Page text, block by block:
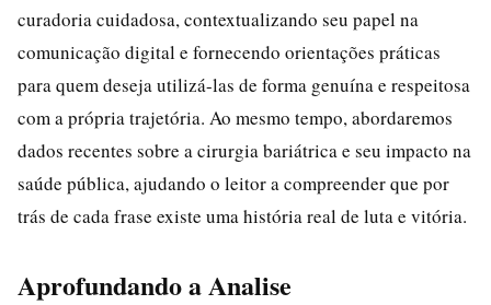
curadoria cuidadosa, contextualizando seu papel na
comunicação digital e fornecendo orientações práticas
para quem deseja utilizá-las de forma genuína e respeitosa
com a própria trajetória. Ao mesmo tempo, abordaremos
dados recentes sobre a cirurgia bariátrica e seu impacto na
saúde pública, ajudando o leitor a compreender que por
trás de cada frase existe uma história real de luta e vitória.
Aprofundando a Analise